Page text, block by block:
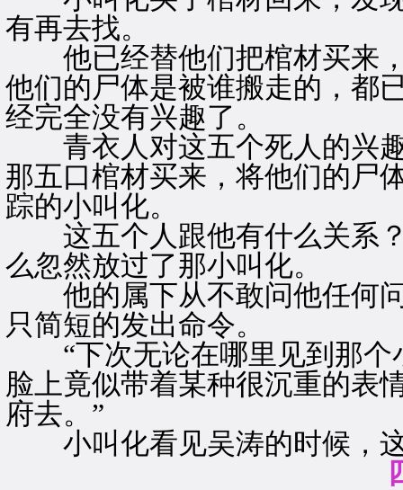
有再去找。
他已经替他们把棺材买来，
他们的尸体是被谁搬走的，都
经完全没有兴趣了。
青衣人对这五个死人的兴趣
那五口棺材买来，将他们的尸
踪的小叫化。
这五个人跟他有什么关系？
么忽然放过了那小叫化。
他的属下从不敢问他任何问
只简短的发出命令。
“下次无论在哪里见到那个
脸上竟似带着某种很沉重的表
府去。”
小叫化看见吴涛的时候，这